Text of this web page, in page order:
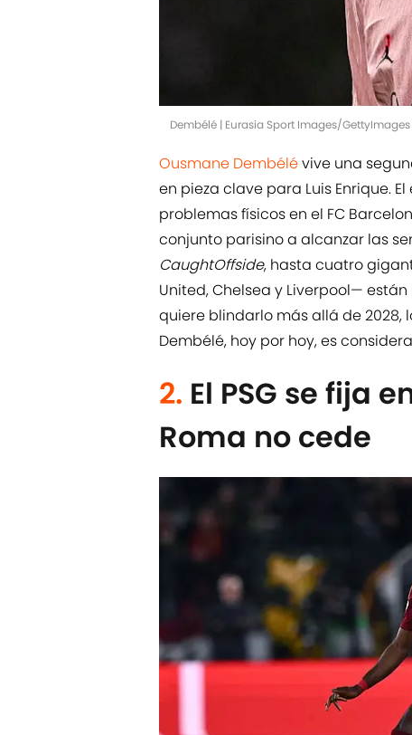
Dembélé | Eurasia Sport Images/GettyImages
Ousmane Dembélévive una
en pieza clave para Luis Enrique.
problemas físicos en el FC
conjunto parisino a alcanzar las
CaughtOffside, hasta cuatro
United, Chelsea y Liverpool—
quiere blindarlo más allá de
Dembélé, hoy por hoy, es
2. El PSG se fija
Roma no cede